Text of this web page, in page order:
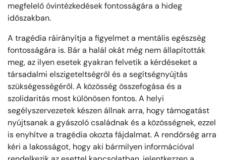
megfelelő óvintézkedések fontosságára a hideg
időszakban.
A tragédia ráirányítja a figyelmet a mentális egészség
fontosságára is. Bár a halál okát még nem állapították
meg, az ilyen esetek gyakran felvetik a kérdéseket a
társadalmi elszigeteltségről és a segítségnyújtás
szükségességéről. A közösség összefogása és a
szolidaritás most különösen fontos. A helyi
segélyszervezetek készen állnak arra, hogy támogatást
nyújtsanak a gyászoló családnak és a közösségnek, ezzel
is enyhítve a tragédia okozta fájdalmat. A rendőrség arra
kéri a lakosságot, hogy aki bármilyen információval